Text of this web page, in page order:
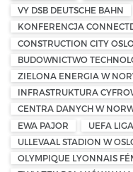
VY DSB DEUTSCHE BAHN
KONFERENCJA
CONSTRUCTION CITY
BUDOWNICTWO
ZIELONA ENERGIA W
INFRASTRUKTURA
CENTRA DANYCH W
EWA PAJOR
UEFA
ULLEVAAL STADION W
OLYMPIQUE LYONNAIS